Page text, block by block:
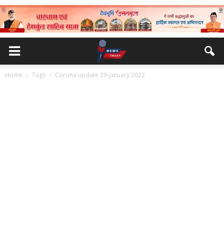
Home Tags Corona update 29 january 2022